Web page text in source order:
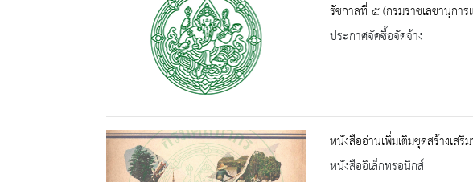
รัชกาลที่ ๕ (กรมราชเลขานุกา
ประกาศจัดซื้อจัดจ้าง
หนังสืออ่านเพิ่มเติมชุดสร้างเส
หนังสืออิเล็กทรอนิกส์